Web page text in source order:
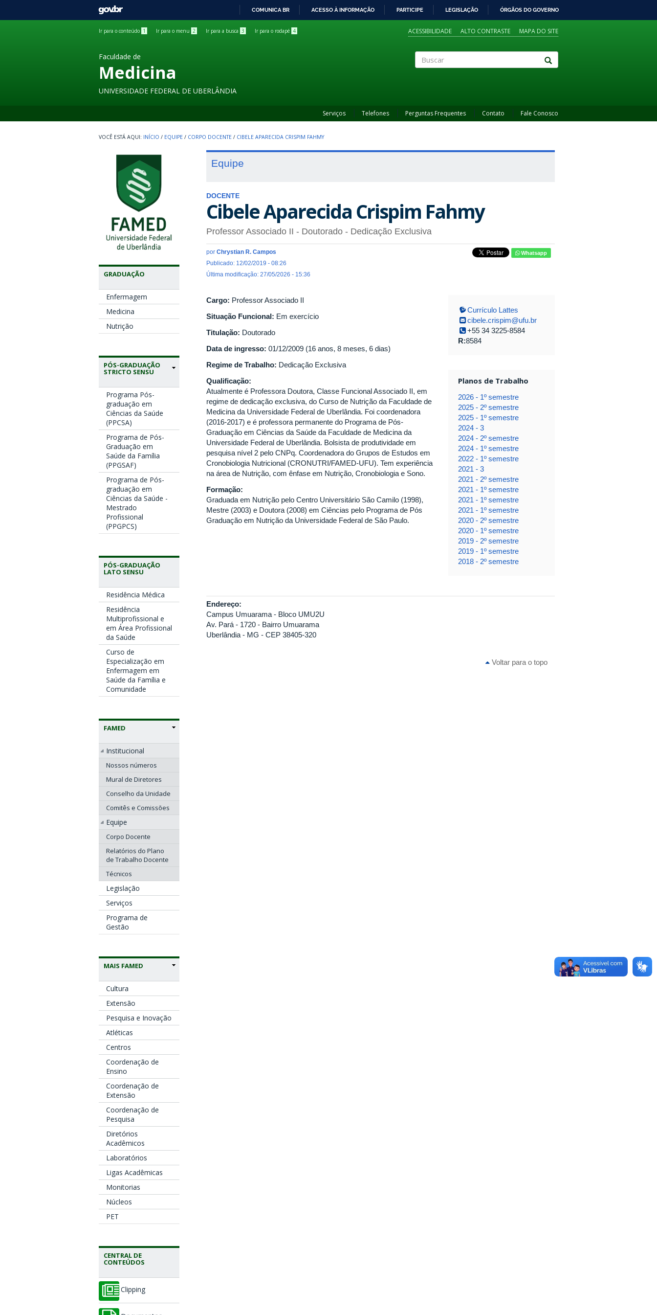
GOVBR
COMUNICA BR ACESSO À INFORMAÇÃO PARTICIPE LEGISLAÇÃO ÓRGÃOS DO GOVERNO
Ir para o conteúdo 1 Ir para o menu 2 Ir para a busca 3 Ir para o rodapé 4 ACESSIBILIDADE ALTO CONTRASTE MAPA DO SITE
Faculdade de
Medicina
UNIVERSIDADE FEDERAL DE UBERLÂNDIA
Serviços Telefones Perguntas Frequentes Contato Fale Conosco
INÍCIO / EQUIPE / CORPO DOCENTE / CIBELE APARECIDA CRISPIM FAHMY
GRADUAÇÃO
Enfermagem
Medicina
Nutrição
PÓS-GRADUAÇÃO
STRICTO SENSU
Programa Pós-
graduação em
Ciências da Saúde
(PPCSA)
Programa de Pós-
Graduação em
Saúde da Família
(PPGSAF)
Programa de Pós-
graduação em
Ciências da Saúde -
Mestrado
Profissional
(PPGPCS)
PÓS-GRADUAÇÃO
LATO SENSU
Residência Médica
Residência
Multiprofissional e
em Área Profissional
da Saúde
Curso de
Especialização em
Enfermagem em
Saúde da Família e
Comunidade
FAMED
Institucional
Nossos números
Mural de Diretores
Conselho da Unidade
Comitês e Comissões
Equipe
Corpo Docente
Relatórios do Plano
de Trabalho Docente
Técnicos
Legislação
Serviços
Programa de
Gestão
MAIS FAMED
Cultura
Extensão
Pesquisa e Inovação
Atléticas
Centros
Coordenação de
Ensino
Coordenação de
Extensão
Coordenação de
Pesquisa
Diretórios
Acadêmicos
Laboratórios
Ligas Acadêmicas
Monitorias
Núcleos
PET
CENTRAL DE
CONTEÚDOS
Clipping
Equipe
DOCENTE
Cibele Aparecida Crispim Fahmy
Professor Associado II - Doutorado - Dedicação Exclusiva
por Chrystian R. Campos
Publicado: 12/02/2019 - 08:26
Última modificação: 27/05/2026 - 15:36
Whatsapp
Cargo: Professor Associado II
Situação Funcional: Em exercício
Titulação: Doutorado
Data de ingresso: 01/12/2009 (16 anos, 8 meses, 6 dias)
Regime de Trabalho: Dedicação Exclusiva
Qualificação:
Atualmente é Professora Doutora, Classe Funcional Associado II, em
regime de dedicação exclusiva, do Curso de Nutrição da Faculdade de
Medicina da Universidade Federal de Uberlândia. Foi coordenadora
(2016-2017) e é professora permanente do Programa de Pós-
Graduação em Ciências da Saúde da Faculdade de Medicina da
Universidade Federal de Uberlândia. Bolsista de produtividade em
pesquisa nível 2 pelo CNPq. Coordenadora do Grupos de Estudos em
Cronobiologia Nutricional (CRONUTRI/FAMED-UFU). Tem experiência
na área de Nutrição, com ênfase em Nutrição, Cronobiologia e Sono.
Formação:
Graduada em Nutrição pelo Centro Universitário São Camilo (1998),
Mestre (2003) e Doutora (2008) em Ciências pelo Programa de Pós
Graduação em Nutrição da Universidade Federal de São Paulo.
Currículo Lattes
cibele.crispim@ufu.br
+55 34 3225-8584
R:8584
Planos de Trabalho
2026 - 1º semestre
2025 - 2º semestre
2025 - 1º semestre
2024 - 3
2024 - 2º semestre
2024 - 1º semestre
2022 - 1º semestre
2021 - 3
2021 - 2º semestre
2021 - 1º semestre
2021 - 1º semestre
2021 - 1º semestre
2020 - 2º semestre
2020 - 1º semestre
2019 - 2º semestre
2019 - 1º semestre
2018 - 2º semestre
Endereço:
Campus Umuarama - Bloco UMU2U
Av. Pará - 1720 - Bairro Umuarama
Uberlândia - MG - CEP 38405-320
Voltar para o topo